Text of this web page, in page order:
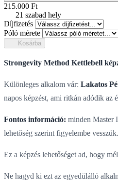
215.000 Ft
21 szabad hely
Díjfizetés
Póló mérete
Kosárba
Strongevity Method Kettlebell
Különleges alkalom vár: Lakatos
napos képzést, ami ritkán adódik az
Fontos információ: minden Master
lehetőség szerint figyelembe vesszük.
Ez a képzés lehetőséget ad, hogy
Ne hagyd ki ezt az egyedülálló